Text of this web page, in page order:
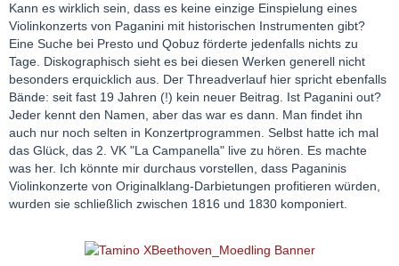
Kann es wirklich sein, dass es keine einzige Einspielung eines
Violinkonzerts von Paganini mit historischen Instrumenten gibt?
Eine Suche bei Presto und Qobuz förderte jedenfalls nichts zu
Tage. Diskographisch sieht es bei diesen Werken generell nicht
besonders erquicklich aus. Der Threadverlauf hier spricht ebenfalls
Bände: seit fast 19 Jahren (!) kein neuer Beitrag. Ist Paganini out?
Jeder kennt den Namen, aber das war es dann. Man findet ihn
auch nur noch selten in Konzertprogrammen. Selbst hatte ich mal
das Glück, das 2. VK "La Campanella" live zu hören. Es machte
was her. Ich könnte mir durchaus vorstellen, dass Paganinis
Violinkonzerte von Originalklang-Darbietungen profitieren würden,
wurden sie schließlich zwischen 1816 und 1830 komponiert.